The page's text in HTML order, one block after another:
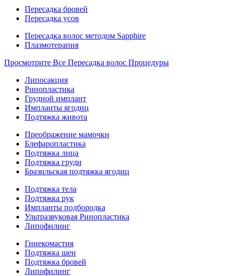
Пересадка бровей
Пересадка усов
Пересадка волос методом Sapphire
Плазмотерапия
Просмотрите Все Пересадка волос Процедуры
Липосакция
Ринопластика
Грудной имплант
Импланты ягодиц
Подтяжка живота
Преображение мамочки
Блефаропластика
Подтяжка лица
Подтяжка груди
Бразильская подтяжка ягодиц
Подтяжка тела
Подтяжка рук
Импланты подбородка
Ультразвуковая Ринопластика
Липофилинг
Гинекомастия
Подтяжка шеи
Подтяжка бровей
Липофилинг